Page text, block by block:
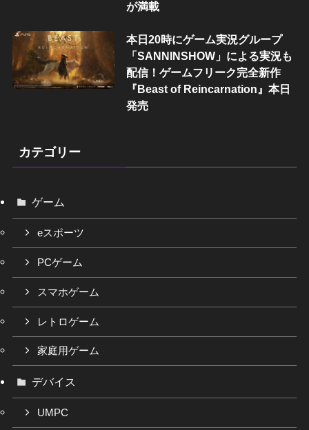
が満載
本日20時にゲーム実況グループ
「SANNINSHOW」による実況も
配信！ゲームフリーク完全新作
『Beast of Reincarnation』本日
発売
カテゴリー
ゲーム
eスポーツ
PCゲーム
スマホゲーム
レトロゲーム
家庭用ゲーム
デバイス
UMPC